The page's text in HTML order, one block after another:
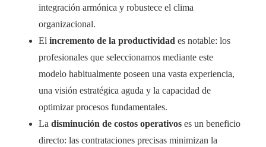
integración armónica y robustece el clima
organizacional.
El incremento de la productividad es notable: los
profesionales que seleccionamos mediante este
modelo habitualmente poseen una vasta experiencia,
una visión estratégica aguda y la capacidad de
optimizar procesos fundamentales.
La disminución de costos operativos es un beneficio
directo: las contrataciones precisas minimizan la